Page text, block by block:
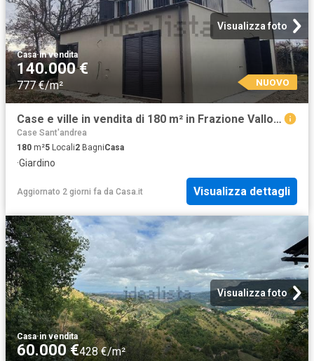
Visualizza foto
Casa·in vendita
140.000 €
777 €/m² NUOVO
Case e ville in vendita di 180 m² in Frazione Vallorano
Case Sant'andrea
180 m²5 Locali2 BagniCasa
·Giardino
Aggiornato 2 giorni fa da Casa.it Visualizza dettagli
Visualizza foto
Casa·in vendita
60.000 €428 €/m²